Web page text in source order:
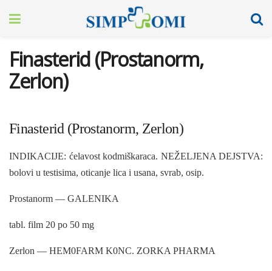
Finasterid (Prostanorm,
Zerlon)
Finasterid (Prostanorm, Zerlon)
INDIKACIJE: ćelavost kodmiškaraca. NEŽELJENA DEJSTVA:
bo­lovi u testisima, oticanje lica i usana, svrab, osip.
Prostanorm — GALENIKA
tabl. film 20 po 50 mg
Zerlon — HEM0FARM K0NC. ZORKA PHARMA